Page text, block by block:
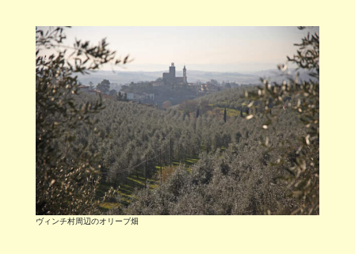
ヴィンチ村周辺のオリーブ畑